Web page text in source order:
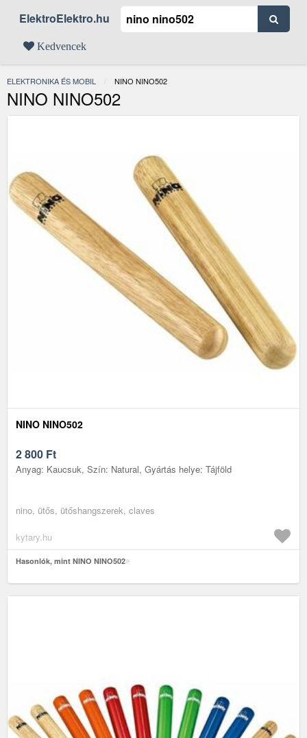
ElektroElektro.hu
Kedvencek
ELEKTRONIKA ÉS MOBIL JELENLEGI:
NINO NINO502
NINO NINO502
NINO NINO502
2 800 Ft
Anyag: Kaucsuk, Szín: Natural, Gyártás helye: Tájföld
nino, ütős, ütőshangszerek, claves
kytary.hu
Hasonlók, mint NINO NINO502